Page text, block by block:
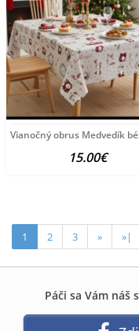
Vianočný obrus Medvedík
15.00€
1 2 3 » »|
Páči sa Vám